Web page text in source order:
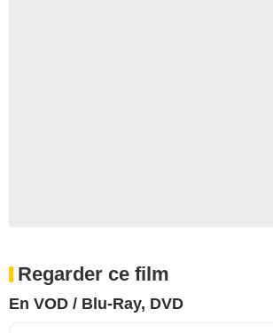
Regarder ce film
En VOD / Blu-Ray, DVD